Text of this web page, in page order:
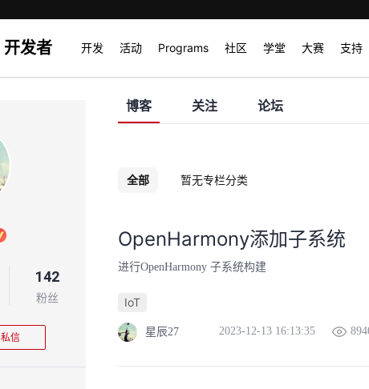
开发者 开发 活动 Programs 社区 学堂 大赛 支持
142
粉丝
私信
博客 关注 论坛
全部 暂无专栏分类
OpenHarmony添加子系统
进行OpenHarmony 子系统构建
IoT
星辰27 2023-12-13 16:13:35